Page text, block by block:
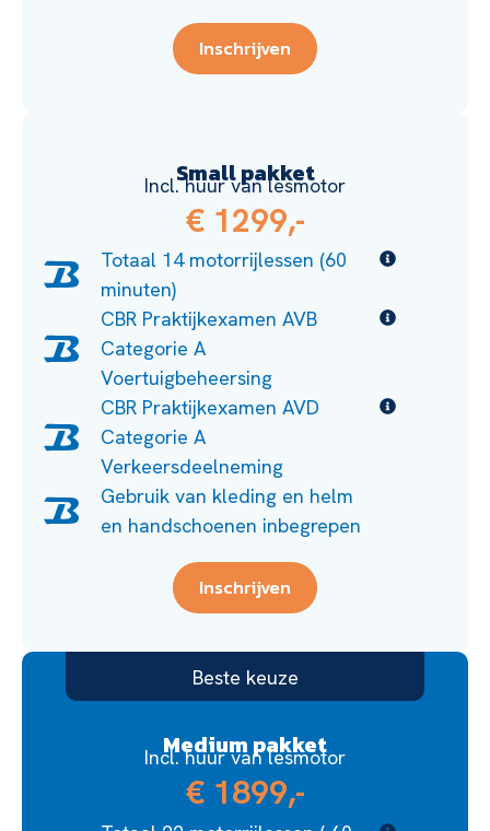
Inschrijven
Small pakket
Incl. huur van lesmotor
€ 1299,-
Totaal 14 motorrijlessen (60
minuten)
CBR Praktijkexamen AVB
Categorie A
Voertuigbeheersing
CBR Praktijkexamen AVD
Categorie A
Verkeersdeelneming
Gebruik van kleding en helm
en handschoenen inbegrepen
Inschrijven
Beste keuze
Medium pakket
Incl. huur van lesmotor
€ 1899,-